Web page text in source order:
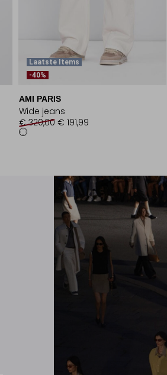
Laatste Items
-40%
AMI PARIS
Wide jeans
€ 320,00 € 191,99